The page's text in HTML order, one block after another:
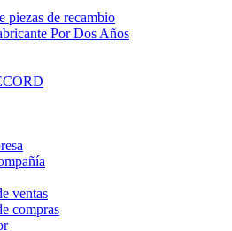
piezas de recambio
Por Dos Años
ventas
compras